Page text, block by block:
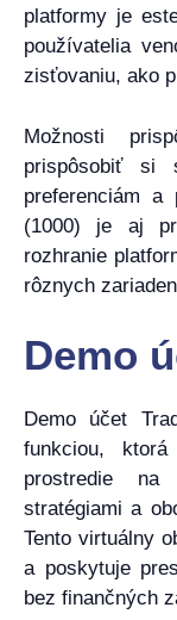
platformy je
používatelia
zisťovaniu, ako
Možnosti
prispôsobiť si
preferenciám a
(1000) je aj
rozhranie
rôznych
Demo
Demo účet
funkciou,
prostredie na
stratégiami a
Tento virtuálny
a poskytuje
bez finančných